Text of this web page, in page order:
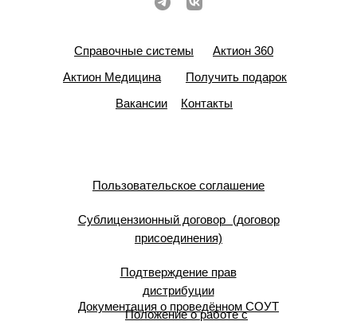
Справочные системы
Актион 360
Актион Медицина
Получить подарок
Вакансии
Контакты
Пользовательское соглашение
Сублицензионный договор (договор
присоединения)
Подтверждение прав
дистрибуции
Документация о проведённом СОУТ
Положение о работе с